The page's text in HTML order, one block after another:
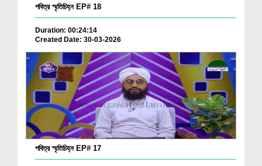
পবিত্র স্মৃতিচিহ্ন EP# 18
Duration: 00:24:14
Created Date: 30-03-2026
পবিত্র স্মৃতিচিহ্ন EP# 17